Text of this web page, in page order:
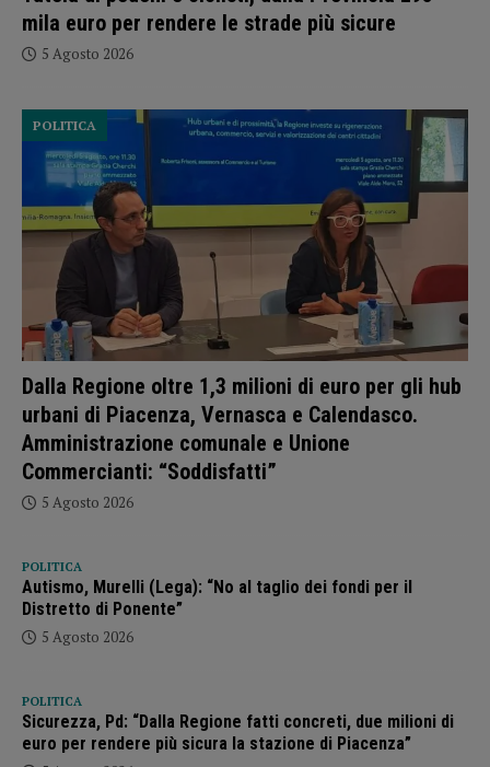
mila euro per rendere le strade più sicure
5 Agosto 2026
Dalla Regione oltre 1,3 milioni di euro per gli hub
urbani di Piacenza, Vernasca e Calendasco.
Amministrazione comunale e Unione
Commercianti: “Soddisfatti”
POLITICA
5 Agosto 2026
POLITICA
Autismo, Murelli (Lega): “No al taglio dei fondi per il
Distretto di Ponente”
5 Agosto 2026
POLITICA
Sicurezza, Pd: “Dalla Regione fatti concreti, due milioni di
euro per rendere più sicura la stazione di Piacenza”